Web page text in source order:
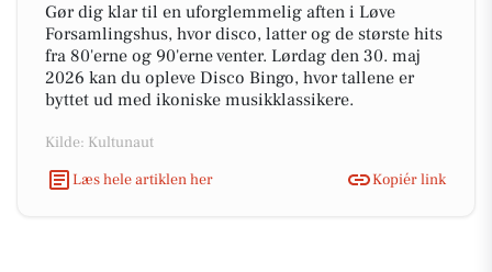
Gør dig klar til en uforglemmelig aften i Løve
Forsamlingshus, hvor disco, latter og de største hits
fra 80'erne og 90'erne venter. Lørdag den 30. maj
2026 kan du opleve Disco Bingo, hvor tallene er
byttet ud med ikoniske musikklassikere.
Kilde: Kultunaut
Læs hele artiklen her
Kopiér link